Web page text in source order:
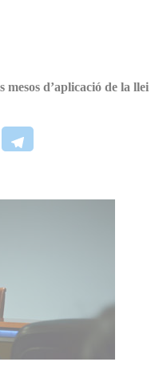
mesos d’aplicació de la llei